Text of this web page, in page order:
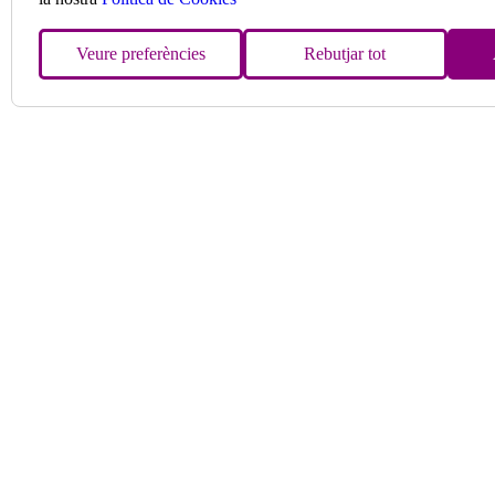
Veure preferències Rebutjar tot